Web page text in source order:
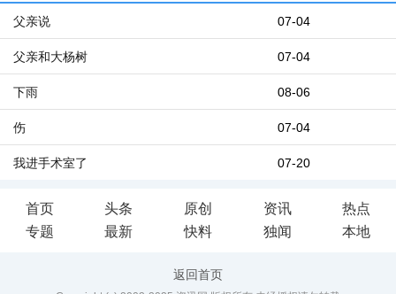
07-04
父亲说
07-04
父亲和大杨树
08-06
下雨
07-04
伤
07-20
我进手术室了
首页 头条 原创 资讯
热点
专题
最新 快料 独闻 本地
返回首页